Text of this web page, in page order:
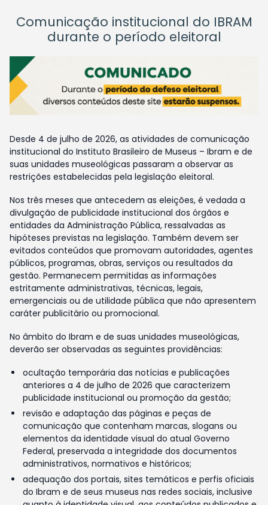
Comunicação institucional do IBRAM
durante o período eleitoral
Desde 4 de julho de 2026, as atividades de comunicação
institucional do Instituto Brasileiro de Museus – Ibram e de
suas unidades museológicas passaram a observar as
restrições estabelecidas pela legislação eleitoral.
Nos três meses que antecedem as eleições, é vedada a
divulgação de publicidade institucional dos órgãos e
entidades da Administração Pública, ressalvadas as
hipóteses previstas na legislação. Também devem ser
evitados conteúdos que promovam autoridades, agentes
públicos, programas, obras, serviços ou resultados da
gestão. Permanecem permitidas as informações
estritamente administrativas, técnicas, legais,
emergenciais ou de utilidade pública que não apresentem
caráter publicitário ou promocional.
No âmbito do Ibram e de suas unidades museológicas,
deverão ser observadas as seguintes providências:
ocultação temporária das notícias e publicações
anteriores a 4 de julho de 2026 que caracterizem
publicidade institucional ou promoção da gestão;
revisão e adaptação das páginas e peças de
comunicação que contenham marcas, slogans ou
elementos da identidade visual do atual Governo
Federal, preservada a integridade dos documentos
administrativos, normativos e históricos;
adequação dos portais, sites temáticos e perfis oficiais
do Ibram e de seus museus nas redes sociais, inclusive